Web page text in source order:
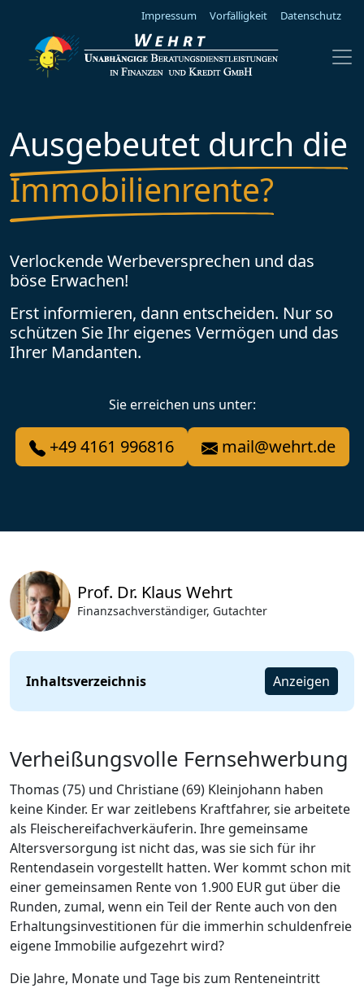
Datenschutz
Vorfälligkeit
Impressum
Ausgebeutet durch die
Immobilienrente?
Verlockende Werbeversprechen und das
böse Erwachen!
Erst informieren, dann entscheiden. Nur so
schützen Sie Ihr eigenes Vermögen und das
Ihrer Mandanten.
Sie erreichen uns unter:
+49 4161 996816 mail@wehrt.de
Prof. Dr. Klaus Wehrt
Finanzsachverständiger, Gutachter
Inhaltsverzeichnis Anzeigen
Verheißungsvolle Fernsehwerbung
Thomas (75) und Christiane (69) Kleinjohann haben
keine Kinder. Er war zeitlebens Kraftfahrer, sie arbeitete
als Fleischereifachverkäuferin. Ihre gemeinsame
Altersversorgung ist nicht das, was sie sich für ihr
Rentendasein vorgestellt hatten. Wer kommt schon mit
einer gemeinsamen Rente von 1.900 EUR gut über die
Runden, zumal, wenn ein Teil der Rente auch von den
Erhaltungsinvestitionen für die immerhin schuldenfreie
eigene Immobilie aufgezehrt wird?
Die Jahre, Monate und Tage bis zum Renteneintritt